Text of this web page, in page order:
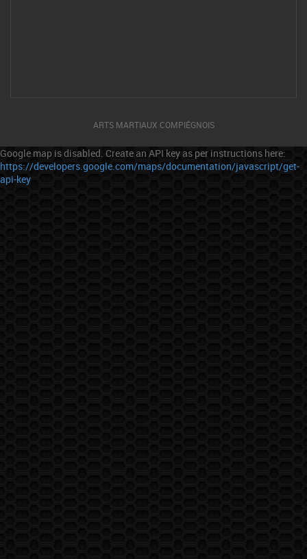
ARTS MARTIAUX COMPIÉGNOIS
Google map is disabled. Create an API key as per instructions here:
https://developers.google.com/maps/documentation/javascript/get-
api-key